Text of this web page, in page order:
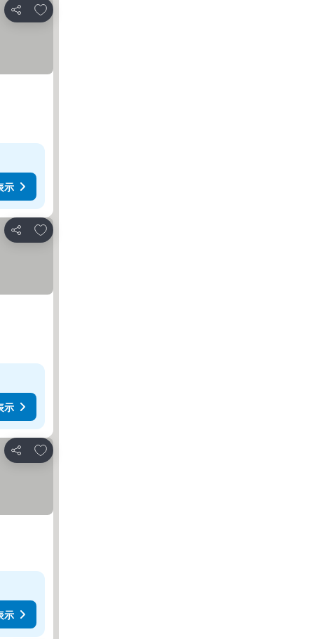
シェア
お気に入りに追加
示
シェア
お気に入りに追加
示
シェア
お気に入りに追加
示